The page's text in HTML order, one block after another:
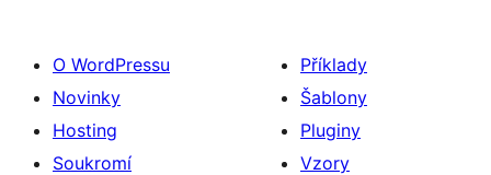
O WordPressu
Novinky
Hosting
Soukromí
Příklady
Šablony
Pluginy
Vzory